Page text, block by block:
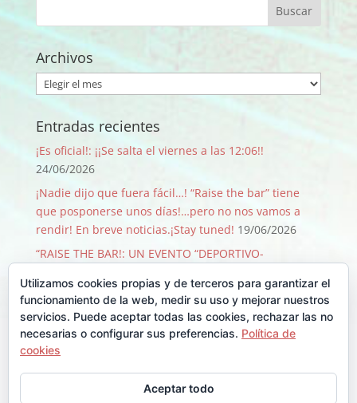
Archivos
Archivos
Entradas recientes
¡Es oficial!: ¡¡Se salta el viernes a las 12:06!!
24/06/2026
¡Nadie dijo que fuera fácil…! “Raise the bar” tiene
que posponerse unos días!…pero no nos vamos a
rendir! En breve noticias.¡Stay tuned! 19/06/2026
“RAISE THE BAR!: UN EVENTO “DEPORTIVO-
AÑOS! 09/06/2026
¡GRACIAS, GRACIAS …Y GRACIAS! 29/08/2025
Llegó Junio y con él la Backyard!! 30/06/2025
Comentarios recientes
Utilizamos cookies propias y de terceros para garantizar el
funcionamiento de la web, medir su uso y mejorar nuestros
servicios. Puede aceptar todas las cookies, rechazar las no
necesarias o configurar sus preferencias. Política de
cookies
Aceptar todo